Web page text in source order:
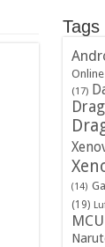
Tags
Online
(17)
(14)
(19)
MCU